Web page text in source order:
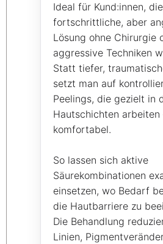
Ideal für Kund:innen,
fortschrittliche, aber
Lösung ohne Chirurgie
aggressive Techniken
Statt tiefer,
setzt man auf
Peelings, die gezielt in
Hautschichten arbeiten
komfortabel.
So lassen sich aktive
Säurekombinationen
einsetzen, wo Bedarf
die Hautbarriere zu
Die Behandlung
Linien,